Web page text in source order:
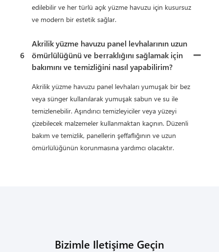
edilebilir ve her türlü açık yüzme havuzu için kusursuz
ve modern bir estetik sağlar.
6
Akrilik yüzme havuzu panel levhalarının uzun
ömürlülüğünü ve berraklığını sağlamak için
bakımını ve temizliğini nasıl yapabilirim?
Akrilik yüzme havuzu panel levhaları yumuşak bir bez
veya sünger kullanılarak yumuşak sabun ve su ile
temizlenebilir. Aşındırıcı temizleyiciler veya yüzeyi
çizebilecek malzemeler kullanmaktan kaçının. Düzenli
bakım ve temizlik, panellerin şeffaflığının ve uzun
ömürlülüğünün korunmasına yardımcı olacaktır.
Bizimle Iletişime Geçin